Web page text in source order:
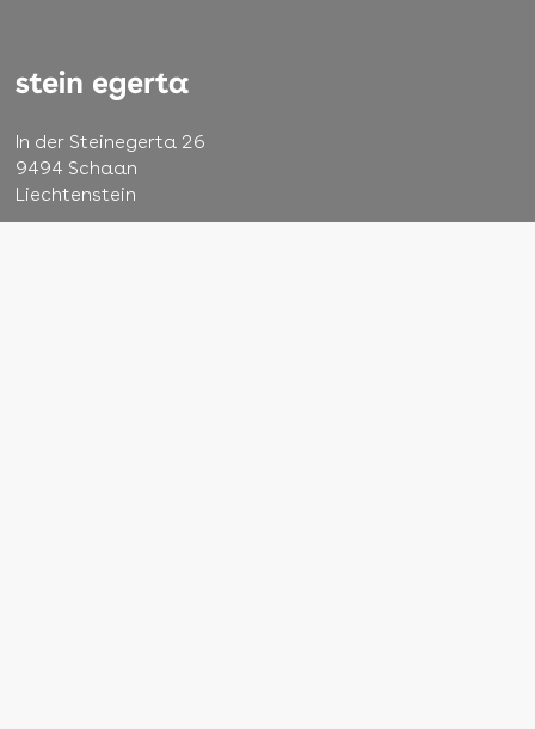
In der Steinegerta 26
9494 Schaan
Liechtenstein